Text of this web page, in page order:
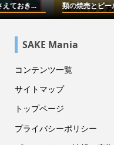
10選をお酒メディアが本気で選...
SAKE Mania
コンテンツ一覧
サイトマップ
トップページ
プライバシーポリシー